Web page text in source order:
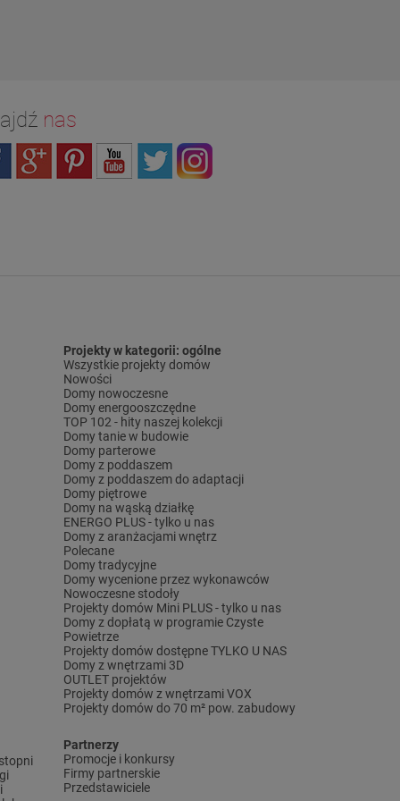
nas
Projekty w kategorii: ogólne
Wszystkie projekty domów
Nowości
Domy nowoczesne
Domy energooszczędne
TOP 102 - hity naszej kolekcji
Domy tanie w budowie
Domy parterowe
Domy z poddaszem
Domy z poddaszem do adaptacji
Domy piętrowe
Domy na wąską działkę
ENERGO PLUS - tylko u nas
Domy z aranżacjami wnętrz
Polecane
Domy tradycyjne
Domy wycenione przez wykonawców
Nowoczesne stodoły
Projekty domów Mini PLUS - tylko u nas
Domy z dopłatą w programie Czyste
Powietrze
Projekty domów dostępne TYLKO U NAS
Domy z wnętrzami 3D
OUTLET projektów
Projekty domów z wnętrzami VOX
Projekty domów do 70 m² pow. zabudowy
Partnerzy
Promocje i konkursy
Firmy partnerskie
Przedstawiciele